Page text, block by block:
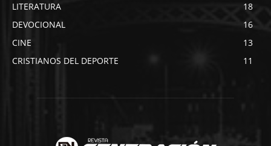
LITERATURA
18
DEVOCIONAL
16
CINE
13
CRISTIANOS DEL DEPORTE
11